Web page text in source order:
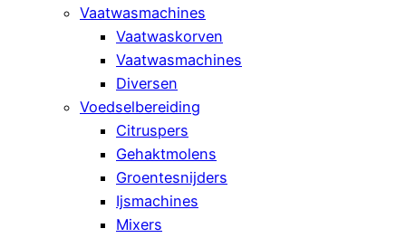
Vaatwasmachines
Vaatwaskorven
Vaatwasmachines
Diversen
Voedselbereiding
Citruspers
Gehaktmolens
Groentesnijders
Ijsmachines
Mixers